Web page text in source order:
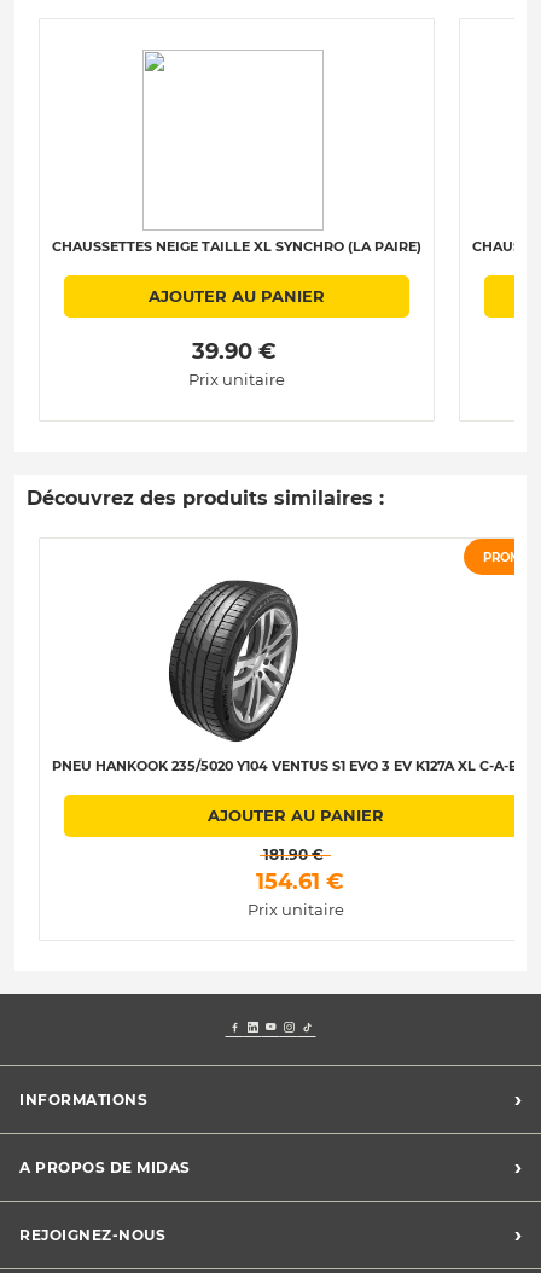
CHAUSSETTES NEIGE TAILLE XL SYNCHRO (LA PAIRE)
AJOUTER AU PANIER
39.90 €
Prix unitaire
Découvrez des produits similaires :
PROMO
PNEU HANKOOK 235/5020 Y104 VENTUS S1 EVO 3 EV K127A XL C-A-B-72
AJOUTER AU PANIER
181.90 €
154.61 €
Prix unitaire
INFORMATIONS ›
Charte des cookies
Charte des données personnelles
CGV
Conditions de promotions
A PROPOS DE MIDAS ›
Midas France
REJOIGNEZ-NOUS ›